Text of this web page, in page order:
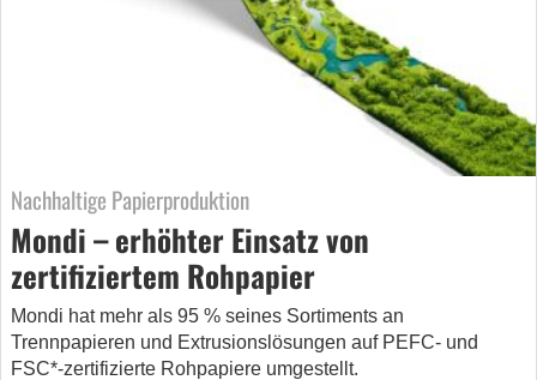
Nachhaltige Papierproduktion
Mondi – erhöhter Einsatz von
zertifiziertem Rohpapier
Mondi hat mehr als 95 % seines Sortiments an
Trennpapieren und Extrusionslösungen auf PEFC- und
FSC*-zertifizierte Rohpapiere umgestellt.